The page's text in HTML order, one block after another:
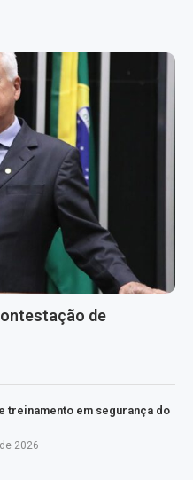
de
treinamento em segurança do
2026